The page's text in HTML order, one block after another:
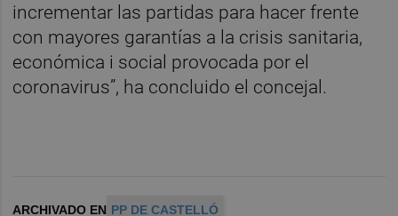
incrementar las partidas para hacer frente
con mayores garantías a la crisis sanitaria,
económica i social provocada por el
coronavirus”, ha concluido el concejal.
ARCHIVADO EN PP DE CASTELLÓ